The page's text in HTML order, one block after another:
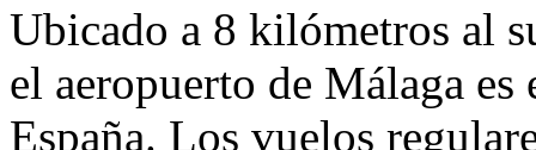
Ubicado a 8 kilómetros al
el aeropuerto de Málaga
España. Los vuelos